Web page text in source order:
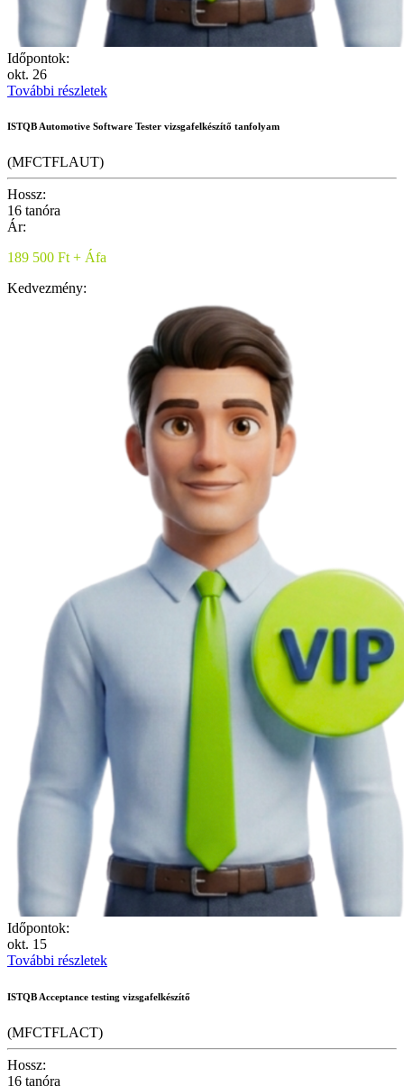
Időpontok:
okt. 26
További részletek
ISTQB Automotive Software Tester vizsgafelkészítő tanfolyam
(MFCTFLAUT)
Hossz:
16 tanóra
Ár:
189 500 Ft + Áfa
Kedvezmény:
Időpontok:
okt. 15
További részletek
ISTQB Acceptance testing vizsgafelkészítő
(MFCTFLACT)
Hossz:
16 tanóra